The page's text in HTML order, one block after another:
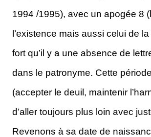
1994 /1995), avec un apogée 8
l’existence mais aussi celui de
fort qu’il y a une absence de
dans le patronyme. Cette
(accepter le deuil, maintenir
d’aller toujours plus loin avec
Revenons à sa date de